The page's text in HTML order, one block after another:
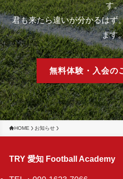
す。
君も来たら違いが分かるはず
ます
無料体験・入会の
HOME お知らせ
TRY 愛知 Football Academy